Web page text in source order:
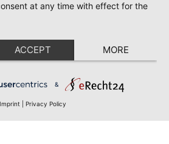
at any time with effect for the
ACCEPT MORE
&
Imprint Privacy Policy